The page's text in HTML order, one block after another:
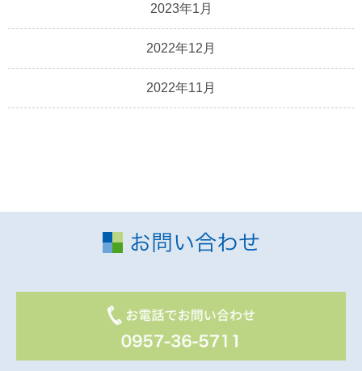
2023年1月
2022年12月
2022年11月